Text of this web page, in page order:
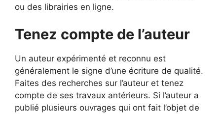
ou des librairies en ligne.
Tenez compte de l’auteur
Un auteur expérimenté et reconnu est
généralement le signe d’une écriture de qualité.
Faites des recherches sur l’auteur et tenez
compte de ses travaux antérieurs. Si l’auteur a
publié plusieurs ouvrages qui ont fait l’objet de